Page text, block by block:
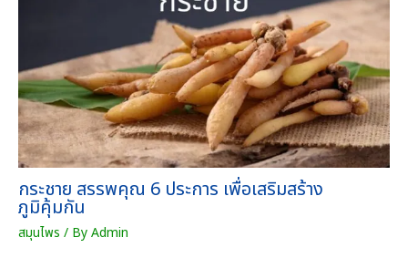
กระชาย สรรพคุณ 6 ประการ เพื่อเสริมสร้าง
ภูมิคุ้มกัน
สมุนไพร / ByAdmin